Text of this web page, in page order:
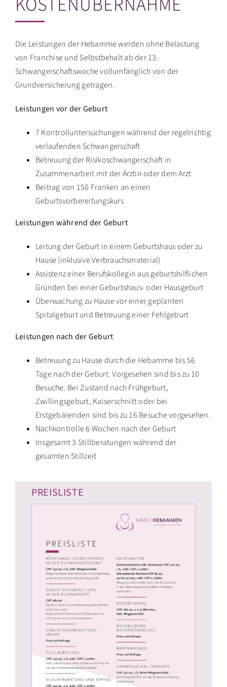
Die Leistungen der Hebamme werden ohne Belastung
von Franchise und Selbstbehalt ab der 13.
Schwangerschaftswoche vollumfänglich von der
Grundversicherung getragen.
Leistungen vor der Geburt
7 Kontrolluntersuchungen während der regelrichtig
verlaufenden Schwangerschaft
Betreuung der Risikoschwangerschaft in
Zusammenarbeit mit der Ärztin oder dem Arzt
Beitrag von 150 Franken an einen
Geburtsvorbereitungskurs
Leistungen während der Geburt
Leitung der Geburt in einem Geburtshaus oder zu
Hause (inklusive Verbrauchsmaterial)
Assistenz einer Berufskollegin aus geburtshilflichen
Gründen bei einer Geburtshaus- oder Hausgeburt
Überwachung zu Hause vor einer geplanten
Spitalgeburt und Betreuung einer Fehlgeburt
Leistungen nach der Geburt
Betreuung zu Hause durch die Hebamme bis 56
Tage nach der Geburt. Vorgesehen sind bis zu 10
Besuche. Bei Zustand nach Frühgeburt,
Zwillingsgeburt, Kaiserschnitt oder bei
Erstgebärenden sind bis zu 16 Besuche vorgesehen.
Nachkontrolle 6 Wochen nach der Geburt
Insgesamt 3 Stillberatungen während der
gesamten Stillzeit
PREISLISTE